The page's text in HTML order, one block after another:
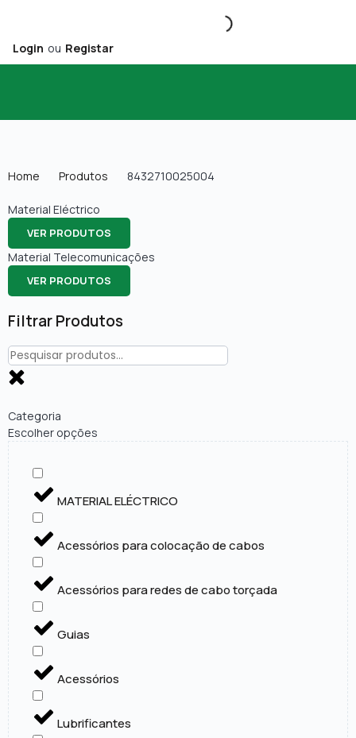
Login ou Registar
Home Produtos 8432710025004
Filtrar Produtos
Categoria
Escolher opções
MATERIAL ELÉCTRICO
Acessórios para colocação de cabos
Acessórios para redes de cabo torçada
Guias
Acessórios
Lubrificantes
Material Eléctrico
VER PRODUTOS
Material Telecomunicações
VER PRODUTOS